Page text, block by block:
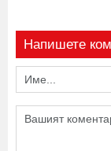
Напишете